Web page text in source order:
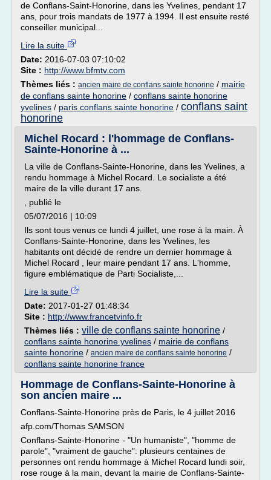
de Conflans-Saint-Honorine, dans les Yvelines, pendant 17
ans, pour trois mandats de 1977 à 1994. Il est ensuite resté
conseiller municipal...
Lire la suite
Date: 2016-07-03 07:10:02
Site : http://www.bfmtv.com
Thèmes liés : ancien maire de conflans sainte honorine / mairie
de conflans sainte honorine / conflans sainte honorine
yvelines / paris conflans sainte honorine / conflans saint
honorine
Michel Rocard : l'hommage de Conflans-
Sainte-Honorine à ...
La ville de Conflans-Sainte-Honorine, dans les Yvelines, a
rendu hommage à Michel Rocard. Le socialiste a été
maire de la ville durant 17 ans.
, publié le
05/07/2016 | 10:09
Ils sont tous venus ce lundi 4 juillet, une rose à la main. À
Conflans-Sainte-Honorine, dans les Yvelines, les
habitants ont décidé de rendre un dernier hommage à
Michel Rocard , leur maire pendant 17 ans. L'homme,
figure emblématique de Parti Socialiste,...
Lire la suite
Date: 2017-01-27 01:48:34
Site : http://www.francetvinfo.fr
Thèmes liés : ville de conflans sainte honorine /
conflans sainte honorine yvelines / mairie de conflans
sainte honorine / ancien maire de conflans sainte honorine /
conflans sainte honorine france
Hommage de Conflans-Sainte-Honorine à
son ancien maire ...
Conflans-Sainte-Honorine près de Paris, le 4 juillet 2016
afp.com/Thomas SAMSON
Conflans-Sainte-Honorine - "Un humaniste", "homme de
parole", "vraiment de gauche": plusieurs centaines de
personnes ont rendu hommage à Michel Rocard lundi soir,
rose rouge à la main, devant la mairie de Conflans-Sainte-